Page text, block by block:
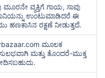
ಮೂರನೇ ವ್ಯಕ್ತಿಗೆ ಗಾಯ, ಸಾವು
ಉಂಟುಮಾಡಿದರೆ ಈ
ಹಣಕಾಸಿನ ರಕ್ಷಣೆ ನೀಡುತ್ತದೆ.
ಮೂಲಕ
ಮತ್ತು ತೊಂದರೆ-ಮುಕ್ತ